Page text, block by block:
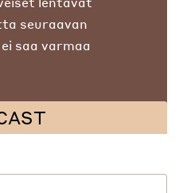
seuraavan
saa varmaa